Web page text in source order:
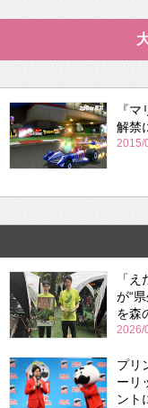
『
解禁
2015/
「
が“
を森
2026/
プリ
ーリ
ント